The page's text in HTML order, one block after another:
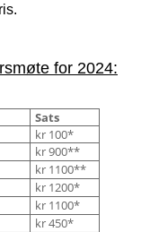
for 2024:
Sats
kr 100*
kr 900**
kr 1100**
kr 1200*
kr 1100*
kr 450*